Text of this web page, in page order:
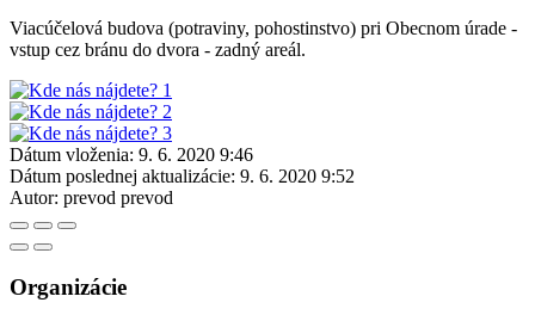
Viacúčelová budova (potraviny, pohostinstvo) pri Obecnom úrade -
vstup cez bránu do dvora - zadný areál.
Dátum vloženia: 9. 6. 2020 9:46
Dátum poslednej aktualizácie: 9. 6. 2020 9:52
Autor: prevod prevod
Organizácie